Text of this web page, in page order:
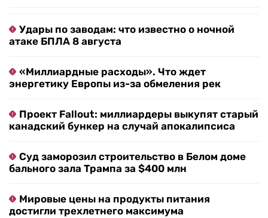
Удары по заводам: что известно о ночной
атаке БПЛА 8 августа
«Миллиардные расходы». Что ждет
энергетику Европы из-за обмеления рек
Проект Fallout: миллиардеры выкупят старый
канадский бункер на случай апокалипсиса
Суд заморозил строительство в Белом доме
бального зала Трампа за $400 млн
Мировые цены на продукты питания
достигли трехлетнего максимума